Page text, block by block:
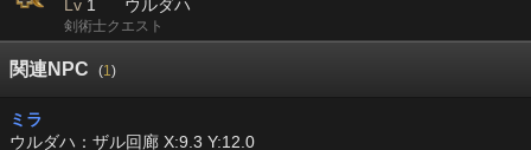
Lv 1 ウルダハ
剣術士クエスト
関連NPC (1)
ミラ
ウルダハ：ザル回廊 X:9.3 Y:12.0